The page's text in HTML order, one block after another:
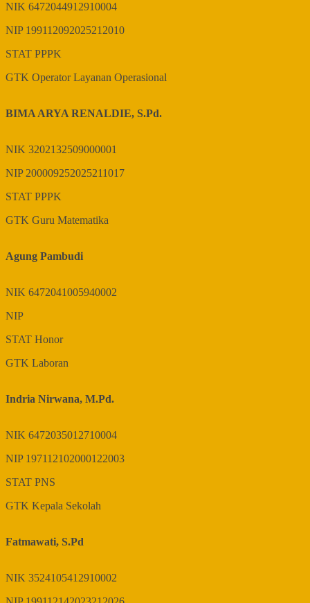
NIK 6472044912910004
NIP 199112092025212010
STAT PPPK
GTK Operator Layanan Operasional
BIMA ARYA RENALDIE, S.Pd.
NIK 3202132509000001
NIP200009252025211017
STAT PPPK
GTK Guru Matematika
Agung Pambudi
NIK 6472041005940002
NIP
STAT Honor
GTK Laboran
Indria Nirwana, M.Pd.
NIK 6472035012710004
NIP 197112102000122003
STAT PNS
GTK Kepala Sekolah
Fatmawati, S.Pd
NIK 3524105412910002